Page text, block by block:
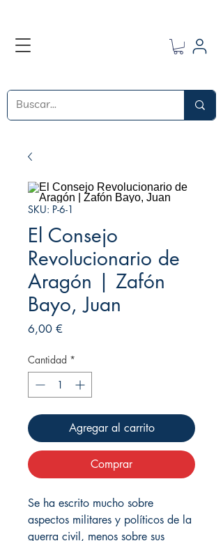
SKU: P-6-1
El Consejo
Revolucionario de
Aragón | Zafón
Bayo, Juan
6,00 €
Cantidad *
Agregar al carrito
Comprar
Se ha escrito mucho sobre
aspectos militares y políticos de la
guerra civil, menos sobre sus